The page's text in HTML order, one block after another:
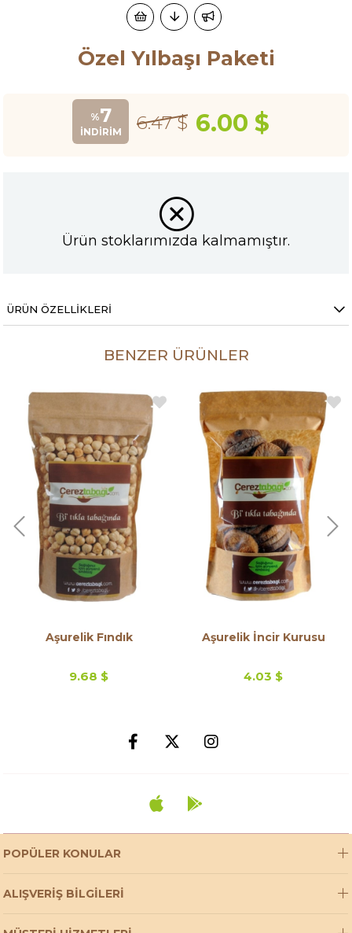
Özel Yılbaşı Paketi
%7
İNDIRIM 6.47 $ 6.00 $
Ürün stoklarımızda kalmamıştır.
ÜRÜN ÖZELLIKLERI
BENZER ÜRÜNLER
Aşurelik Fındık
9.68 $
Aşurelik İncir Kurusu
4.03 $
POPÜLER KONULAR
ALIŞVERİŞ BİLGİLERİ